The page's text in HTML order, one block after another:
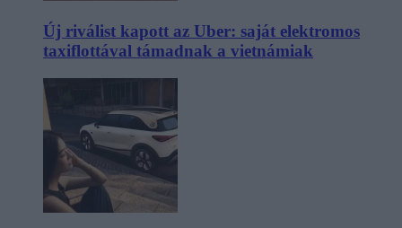
Új riválist kapott az Uber: saját elektromos
taxiflottával támadnak a vietnámiak